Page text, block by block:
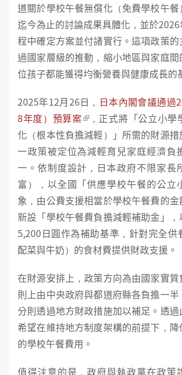
道關於學校午餐無償化（免費學校午
迄今為止的討論成果具體化，並於
程中確定方案並付諸實行。這項政策
過國家層級的推動，縮小地區與家庭
位孩子都能獲得均衡營養與健康成長的
2025年12月26日， 日本內閣會議通過
8年度）預算案 ，正式將「公立小學
化（根本性負擔減輕）」所需的財源
一政策被定位為減輕育兒家庭經濟負
一。依制度設計，日本政府不限家長
富），以全國「供應學校午餐的公立
象，由公費支援相當於學校午餐費的
新設「學校午餐費負擔減輕補助金」，
5,200日圓作為補助基準，針對完全供
配菜與牛奶）的食材費提供財政支援。
在財源安排上，政策方向為由國家實
則上由中央政府與都道府縣各負擔一
分則透過地方財政措施加以補足。透
希望在維持地方制度架構的前提下，
的學校午餐費用。
值得注意的是，政府與執政黨在政策